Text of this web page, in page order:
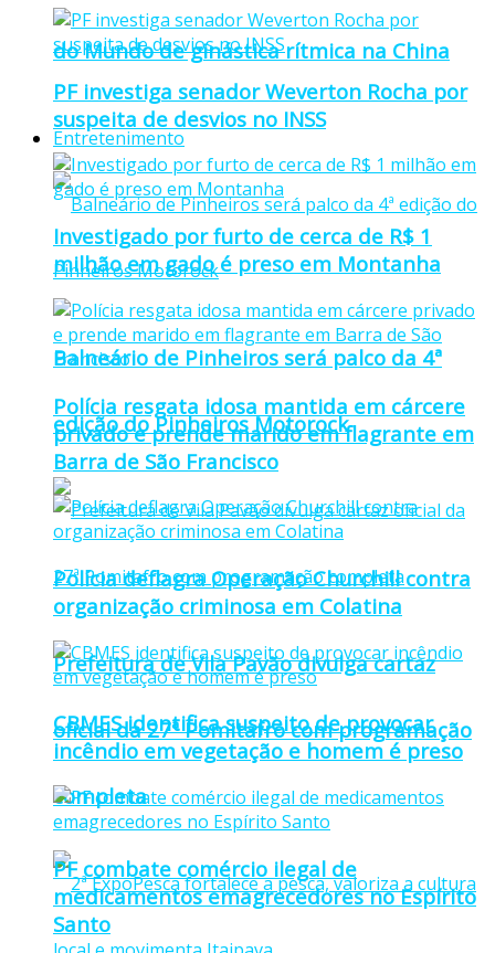
do Mundo de ginástica rítmica na China
Entretenimento
Balneário de Pinheiros será palco da 4ª
edição do Pinheiros Motorock
Prefeitura de Vila Pavão divulga cartaz
oficial da 27ª Pomitafro com programação
completa
PF investiga senador Weverton Rocha por
suspeita de desvios no INSS
Investigado por furto de cerca de R$ 1
milhão em gado é preso em Montanha
Polícia resgata idosa mantida em cárcere
privado e prende marido em flagrante em
Barra de São Francisco
Polícia deflagra Operação Churchill contra
organização criminosa em Colatina
CBMES identifica suspeito de provocar
incêndio em vegetação e homem é preso
PF combate comércio ilegal de
medicamentos emagrecedores no Espírito
Santo